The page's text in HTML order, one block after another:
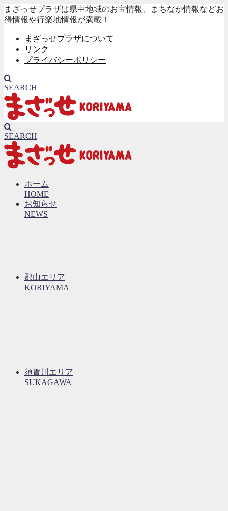
まざっせプラザは県中地域のお宝情報、まちなか情報などお
得情報や行楽地情報が満載！
まざっせプラザについて
リンク
プライバシーポリシー
SEARCH
SEARCH
ホーム
HOME
お知らせ
NEWS
郡山エリア
KORIYAMA
須賀川エリア
SUKAGAWA